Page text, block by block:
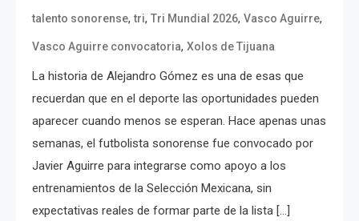
talento sonorense,tri, Tri Mundial 2026, Vasco Aguirre,
Vasco Aguirre convocatoria, Xolos de Tijuana
La historia de Alejandro Gómez es una de esas que
recuerdan que en el deporte las oportunidades pueden
aparecer cuando menos se esperan. Hace apenas unas
semanas, el futbolista sonorense fue convocado por
Javier Aguirre para integrarse como apoyo a los
entrenamientos de la Selección Mexicana, sin
expectativas reales de formar parte de la lista […]